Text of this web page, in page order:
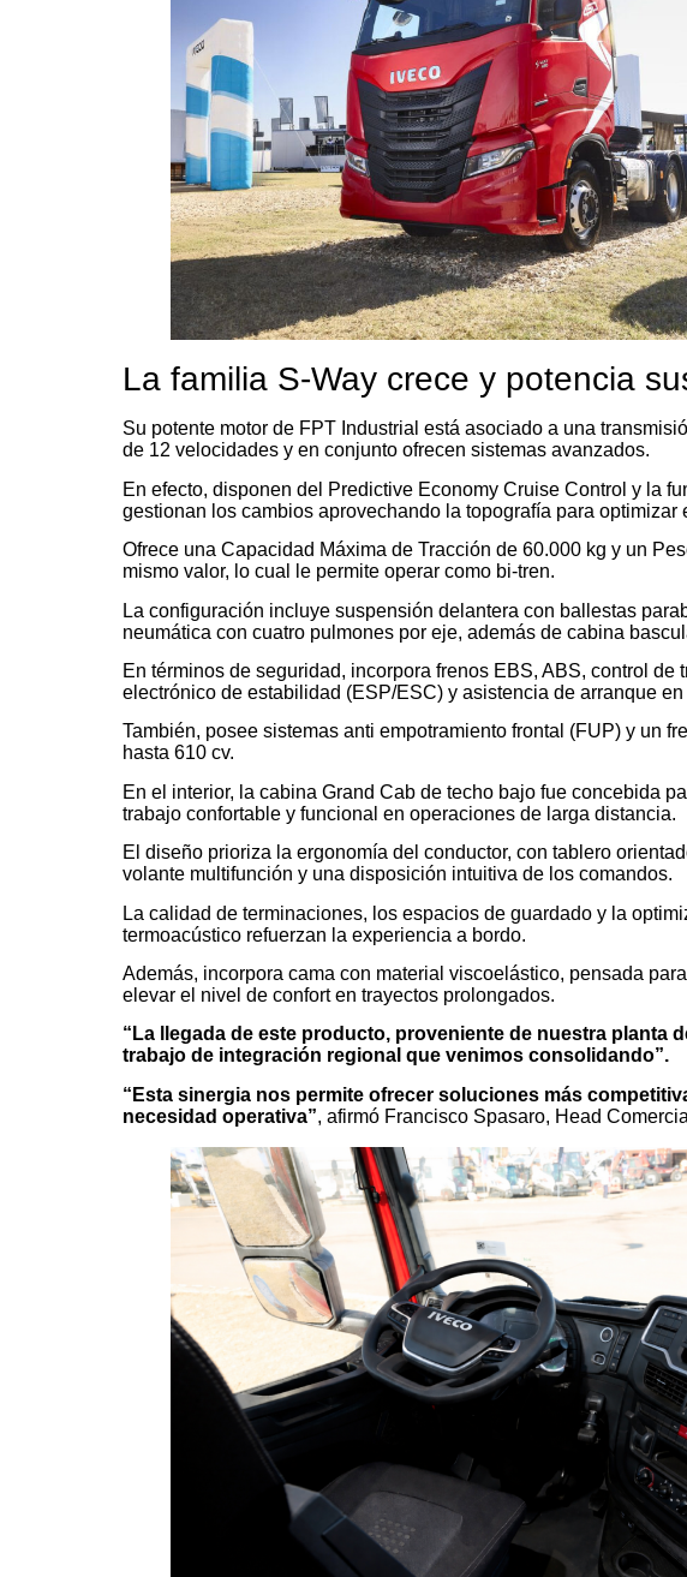
La familia S-Way crece y potencia
Su potente motor de FPT Industrial está asociado a una
de 12 velocidades y en conjunto ofrecen sistemas avanzados.
En efecto, disponen del Predictive Economy Cruise Control y la
gestionan los cambios aprovechando la topografía para optimizar
Ofrece una Capacidad Máxima de Tracción de 60.000 kg y un
mismo valor, lo cual le permite operar como bi-tren.
La configuración incluye suspensión delantera con ballestas
neumática con cuatro pulmones por eje, además de cabina
En términos de seguridad, incorpora frenos EBS, ABS, control de
electrónico de estabilidad (ESP/ESC) y asistencia de arranque
También, posee sistemas anti empotramiento frontal (FUP) y un
hasta 610 cv.
En el interior, la cabina Grand Cab de techo bajo fue concebida
trabajo confortable y funcional en operaciones de larga distancia.
El diseño prioriza la ergonomía del conductor, con tablero
volante multifunción y una disposición intuitiva de los comandos.
La calidad de terminaciones, los espacios de guardado y la
termoacústico refuerzan la experiencia a bordo.
Además, incorpora cama con material viscoelástico, pensada
elevar el nivel de confort en trayectos prolongados.
“La llegada de este producto, proveniente de nuestra planta
trabajo de integración regional que venimos consolidando”.
“Esta sinergia nos permite ofrecer soluciones más
necesidad operativa”, afirmó Francisco Spasaro, Head